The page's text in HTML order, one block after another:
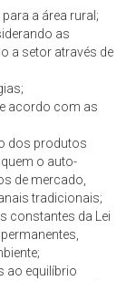
a área rural;
as
a setor através de
acordo com as
dos produtos
o auto-
de mercado,
tradicionais;
constantes da Lei
ao equilíbrio